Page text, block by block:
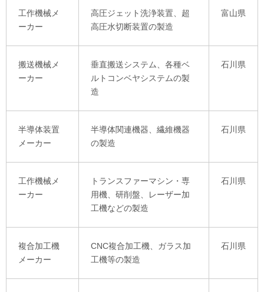
工作機械メ
ーカー
高圧ジェット洗浄装置、超
高圧水切断装置の製造
富山県
搬送機械メ
ーカー
垂直搬送システム、各種ベ
ルトコンベヤシステムの製
造
石川県
半導体装置
メーカー
半導体関連機器、繊維機器
の製造
石川県
工作機械メ
ーカー
トランスファーマシン・専
用機、研削盤、レーザー加
工機などの製造
石川県
複合加工機
メーカー
CNC複合加工機、ガラス加
工機等の製造
石川県